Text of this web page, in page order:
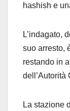
hashish e
L’indagato,
suo arresto,
restando in
dell ’Autorità
La stazione